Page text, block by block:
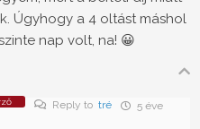
Úgyhogy a 4 oltást máshol
nap volt, na! 😀
Reply totré 5 éve